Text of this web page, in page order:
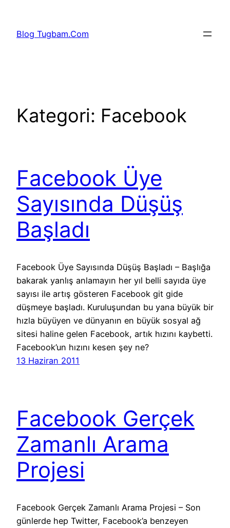
Blog Tugbam.Com
Kategori: Facebook
Facebook Üye
Sayısında Düşüş
Başladı
Facebook Üye Sayısında Düşüş Başladı – Başlığa
bakarak yanlış anlamayın her yıl belli sayıda üye
sayısı ile artış gösteren Facebook git gide
düşmeye başladı. Kuruluşundan bu yana büyük bir
hızla büyüyen ve dünyanın en büyük sosyal ağ
sitesi haline gelen Facebook, artık hızını kaybetti.
Facebook’un hızını kesen şey ne?
13 Haziran 2011
Facebook Gerçek
Zamanlı Arama
Projesi
Facebook Gerçek Zamanlı Arama Projesi – Son
günlerde hep Twitter, Facebook’a benzeyen